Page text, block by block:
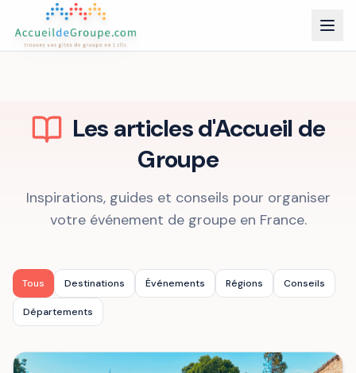
Les articles d'Accueil de
Groupe
Inspirations, guides et conseils pour organiser
votre événement de groupe en France.
Tous Destinations Événements Régions Conseils
Départements